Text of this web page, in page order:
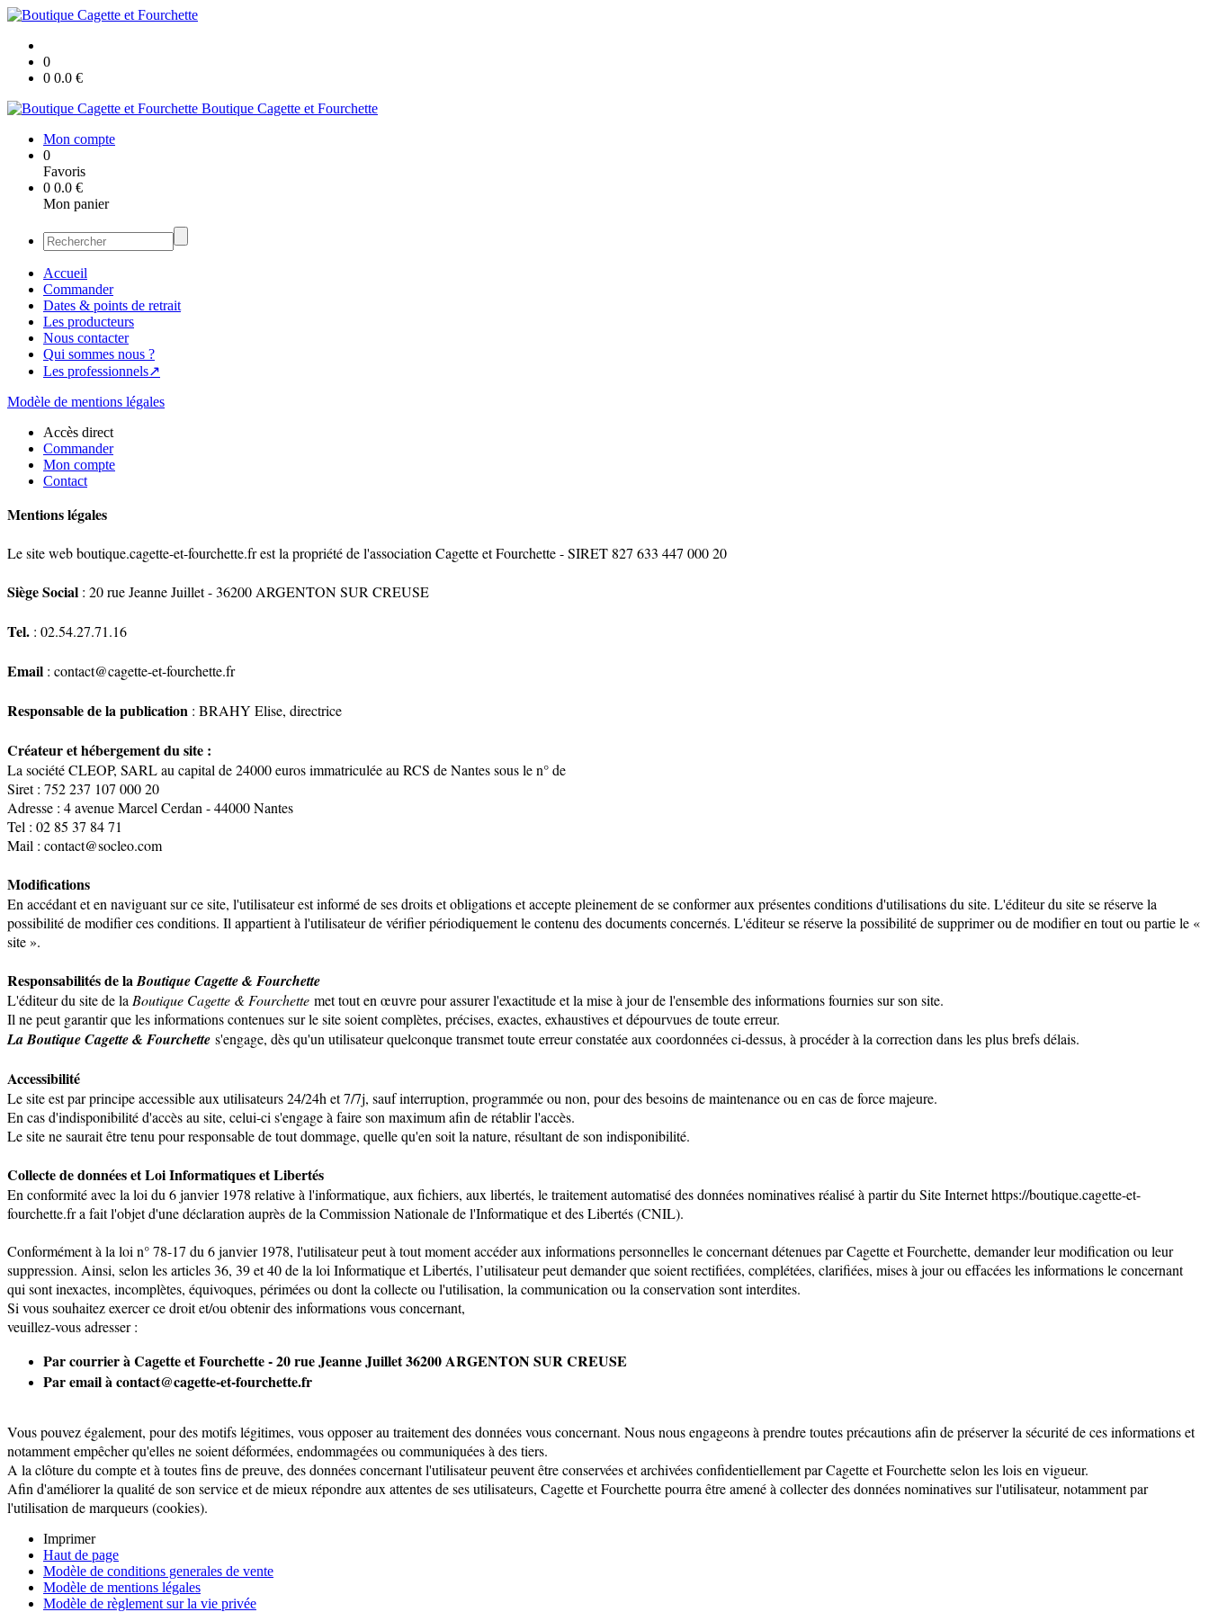
0
0 0.0 €
Boutique Cagette et Fourchette
Mon compte
0
Favoris
0 0.0 €
Mon panier
Accueil
Commander
Dates & points de retrait
Les producteurs
Nous contacter
Qui sommes nous ?
Les professionnels↗
Modèle de mentions légales
Accès direct
Commander
Mon compte
Contact
Mentions légales
Le site web boutique.cagette-et-fourchette.fr est la propriété de l'association Cagette et Fourchette - SIRET 827 633 447 000 20
Siège Social : 20 rue Jeanne Juillet - 36200 ARGENTON SUR CREUSE
Tel. : 02.54.27.71.16
Email : contact@cagette-et-fourchette.fr
Responsable de la publication : BRAHY Elise, directrice
Créateur et hébergement du site :
La société CLEOP, SARL au capital de 24000 euros immatriculée au RCS de Nantes sous le n° de
Siret : 752 237 107 000 20
Adresse : 4 avenue Marcel Cerdan - 44000 Nantes
Tel : 02 85 37 84 71
Mail : contact@socleo.com
Modifications
En accédant et en naviguant sur ce site, l'utilisateur est informé de ses droits et obligations et accepte pleinement de se conformer aux présentes conditions d'utilisations du site. L'éditeur du site se réserve la
possibilité de modifier ces conditions. Il appartient à l'utilisateur de vérifier périodiquement le contenu des documents concernés. L'éditeur se réserve la possibilité de supprimer ou de modifier en tout ou partie le «
site ».
Responsabilités de laBoutique Cagette & Fourchette
L'éditeur du site de la Boutique Cagette & Fourchette met tout en œuvre pour assurer l'exactitude et la mise à jour de l'ensemble des informations fournies sur son site.
Il ne peut garantir que les informations contenues sur le site soient complètes, précises, exactes, exhaustives et dépourvues de toute erreur.
La Boutique Cagette & Fourchette s'engage, dès qu'un utilisateur quelconque transmet toute erreur constatée aux coordonnées ci-dessus, à procéder à la correction dans les plus brefs délais.
Accessibilité
Le site est par principe accessible aux utilisateurs 24/24h et 7/7j, sauf interruption, programmée ou non, pour des besoins de maintenance ou en cas de force majeure.
En cas d'indisponibilité d'accès au site, celui-ci s'engage à faire son maximum afin de rétablir l'accès.
Le site ne saurait être tenu pour responsable de tout dommage, quelle qu'en soit la nature, résultant de son indisponibilité.
Collecte de données et Loi Informatiques et Libertés
En conformité avec la loi du 6 janvier 1978 relative à l'informatique, aux fichiers, aux libertés, le traitement automatisé des données nominatives réalisé à partir du Site Internet https://boutique.cagette-et-
fourchette.fr a fait l'objet d'une déclaration auprès de la Commission Nationale de l'Informatique et des Libertés (CNIL).
Conformément à la loi n° 78-17 du 6 janvier 1978, l'utilisateur peut à tout moment accéder aux informations personnelles le concernant détenues par Cagette et Fourchette, demander leur modification ou leur
suppression. Ainsi, selon les articles 36, 39 et 40 de la loi Informatique et Libertés, l’utilisateur peut demander que soient rectifiées, complétées, clarifiées, mises à jour ou effacées les informations le concernant
qui sont inexactes, incomplètes, équivoques, périmées ou dont la collecte ou l'utilisation, la communication ou la conservation sont interdites.
Si vous souhaitez exercer ce droit et/ou obtenir des informations vous concernant,
veuillez-vous adresser :
Par courrier à Cagette et Fourchette - 20 rue Jeanne Juillet 36200 ARGENTON SUR CREUSE
Par email à contact@cagette-et-fourchette.fr
Vous pouvez également, pour des motifs légitimes, vous opposer au traitement des données vous concernant. Nous nous engageons à prendre toutes précautions afin de préserver la sécurité de ces informations et
notamment empêcher qu'elles ne soient déformées, endommagées ou communiquées à des tiers.
A la clôture du compte et à toutes fins de preuve, des données concernant l'utilisateur peuvent être conservées et archivées confidentiellement par Cagette et Fourchette selon les lois en vigueur.
Afin d'améliorer la qualité de son service et de mieux répondre aux attentes de ses utilisateurs, Cagette et Fourchette pourra être amené à collecter des données nominatives sur l'utilisateur, notamment par
l'utilisation de marqueurs (cookies).
Imprimer
Haut de page
Modèle de conditions generales de vente
Modèle de mentions légales
Modèle de règlement sur la vie privée